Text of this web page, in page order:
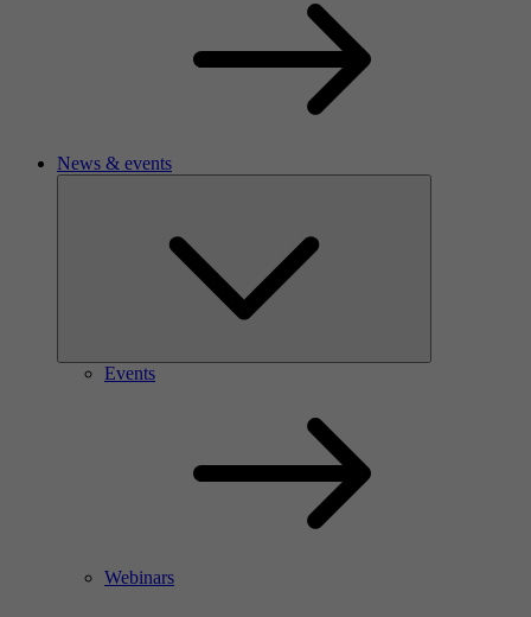
News & events
Events
Webinars